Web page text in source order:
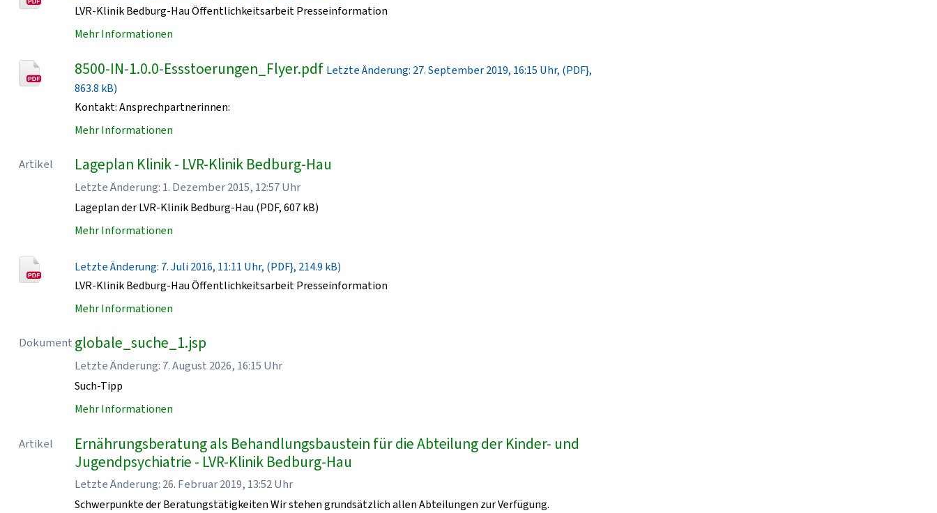
LVR-Klinik Bedburg-Hau Öffentlichkeitsarbeit Presseinformation
Mehr Informationen
8500-IN-1.0.0-Essstoerungen_Flyer.pdf Letzte Änderung: 27. September 2019, 16:15 Uhr, (PDF},
863.8 kB)
Kontakt: Ansprechpartnerinnen:
Mehr Informationen
Artikel Lageplan Klinik - LVR-Klinik Bedburg-Hau
Letzte Änderung: 1. Dezember 2015, 12:57 Uhr
Lageplan der LVR-Klinik Bedburg-Hau (PDF, 607 kB)
Mehr Informationen
Letzte Änderung: 7. Juli 2016, 11:11 Uhr, (PDF}, 214.9 kB)
LVR-Klinik Bedburg-Hau Öffentlichkeitsarbeit Presseinformation
Mehr Informationen
Dokument globale_suche_1.jsp
Letzte Änderung: 7. August 2026, 16:15 Uhr
Such-Tipp
Mehr Informationen
Artikel
Ernährungsberatung als Behandlungsbaustein für die Abteilung der Kinder- und
Jugendpsychiatrie - LVR-Klinik Bedburg-Hau
Letzte Änderung: 26. Februar 2019, 13:52 Uhr
Schwerpunkte der Beratungstätigkeiten Wir stehen grundsätzlich allen Abteilungen zur Verfügung.